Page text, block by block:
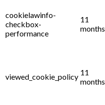
cookielawinfo-
checkbox-
performance
11
months
viewed_cookie_policy 11
months